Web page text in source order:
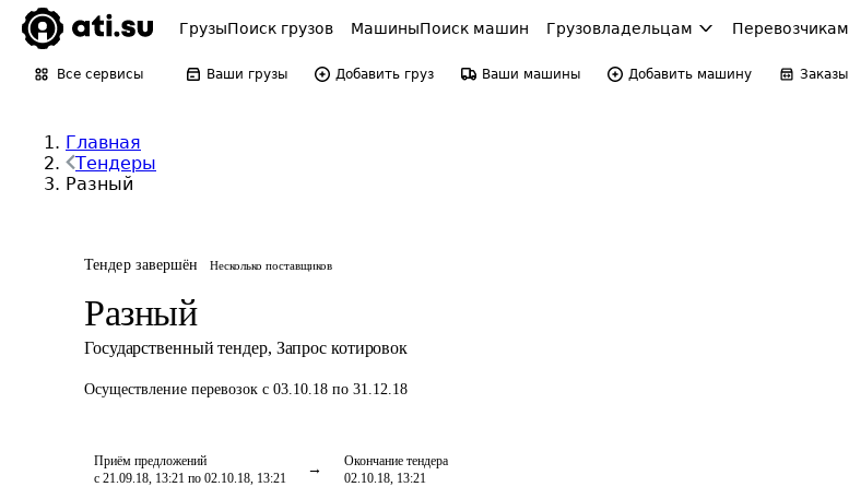
ГрузыПоиск грузов МашиныПоиск машин Грузовладельцам Перевозчикам
Все сервисы Ваши грузы Добавить груз Ваши машины Добавить машину Заказы
Главная
Тендеры
Разный
Тендер завершён Несколько поставщиков
Разный
Государственный тендер, Запрос котировок
Осуществление перевозок с 03.10.18 по 31.12.18
Приём предложений
с 21.09.18, 13:21 по 02.10.18, 13:21
Окончание тендера
02.10.18, 13:21